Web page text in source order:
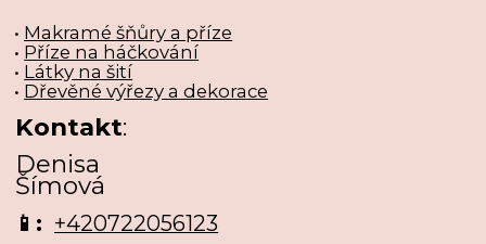
• Makramé šňůry a příze
• Příze na háčkování
• Látky na šití
• Dřevěné výřezy a dekorace
Kontakt:
Denisa
Šímová
📱: +420722056123